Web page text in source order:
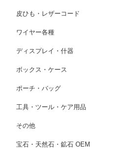
皮ひも・レザーコード
ワイヤー各種
ディスプレイ・什器
ボックス・ケース
ポーチ・バッグ
工具・ツール・ケア用品
その他
宝石・天然石・鉱石 OEM